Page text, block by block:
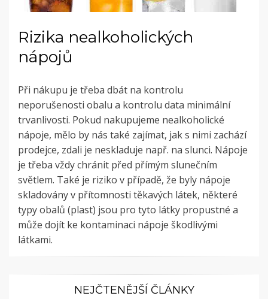
Rizika nealkoholických
nápojů
Při nákupu je třeba dbát na kontrolu
neporušenosti obalu a kontrolu data minimální
trvanlivosti. Pokud nakupujeme nealkoholické
nápoje, mělo by nás také zajímat, jak s nimi zachází
prodejce, zdali je neskladuje např. na slunci. Nápoje
je třeba vždy chránit před přímým slunečním
světlem. Také je riziko v případě, že byly nápoje
skladovány v přítomnosti těkavých látek, některé
typy obalů (plast) jsou pro tyto látky propustné a
může dojít ke kontaminaci nápoje škodlivými
látkami.
NEJČTENĚJŠÍ ČLÁNKY